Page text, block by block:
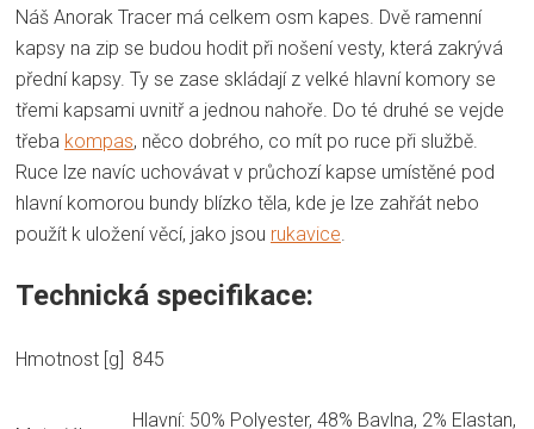
Náš Anorak Tracer má celkem osm kapes. Dvě ramenní
kapsy na zip se budou hodit při nošení vesty, která zakrývá
přední kapsy. Ty se zase skládají z velké hlavní komory se
třemi kapsami uvnitř a jednou nahoře. Do té druhé se vejde
třeba kompas, něco dobrého, co mít po ruce při službě.
Ruce lze navíc uchovávat v průchozí kapse umístěné pod
hlavní komorou bundy blízko těla, kde je lze zahřát nebo
použít k uložení věcí, jako jsou rukavice.
Technická specifikace:
Hmotnost [g] 845
Hlavní: 50% Polyester, 48% Bavlna, 2% Elastan,